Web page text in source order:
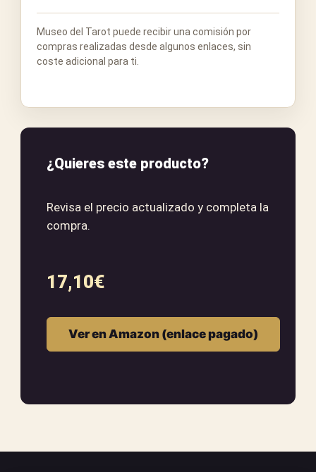
Museo del Tarot puede recibir una comisión por
compras realizadas desde algunos enlaces, sin
coste adicional para ti.
¿Quieres este producto?
Revisa el precio actualizado y completa la
compra.
17,10€
Ver en Amazon (enlace pagado)